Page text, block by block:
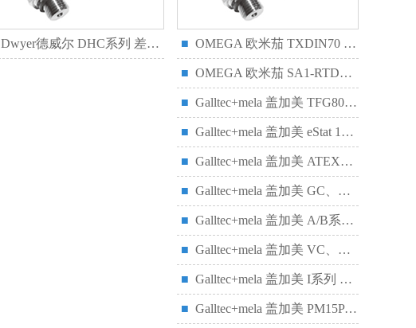
Dwyer德威尔 DHC系列 差压控制器 ■ OMEGA 欧米茄 TXDIN70 双导轨安装 温度变送器
■ OMEGA 欧米茄 SA1-RTD温度传感器
■ Galltec+mela 盖加美 TFG80/TFG120 温湿度变送器
■ Galltec+mela 盖加美 eStat 10/20 房间电子湿度计
■ Galltec+mela 盖加美 ATEX防爆认证 重型工业温湿度变送器
■ Galltec+mela 盖加美 GC、KC、ZC 温湿度变送器
■ Galltec+mela 盖加美 A/B系列 温湿度变送器
■ Galltec+mela 盖加美 VC、VK、VR 温湿度变送器
■ Galltec+mela 盖加美 I系列 温湿度变送器
■ Galltec+mela 盖加美 PM15P 温湿度变送器